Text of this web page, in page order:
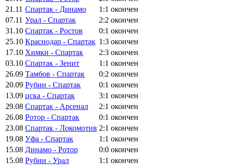
21.11 Спартак - Динамо 1:1 окончен
07.11 Урал - Спартак 2:2 окончен
31.10 Спартак - Ростов 0:1 окончен
25.10 Краснодар - Спартак 1:3 окончен
17.10 Химки - Спартак 2:3 окончен
03.10 Спартак - Зенит 1:1 окончен
26.09 Тамбов - Спартак 0:2 окончен
20.09 Рубин - Спартак 0:1 окончен
13.09 цска - Спартак 3:1 окончен
29.08 Спартак - Арсенал 2:1 окончен
26.08 Ротор - Спартак 0:1 окончен
23.08 Спартак - Локомотив 2:1 окончен
19.08 Уфа - Спартак 1:1 окончен
15.08 Динамо - Ротор 0:0 окончен
15.08 Рубин - Урал 1:1 окончен